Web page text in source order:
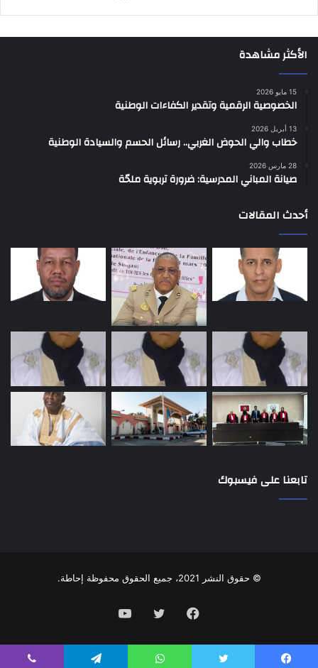
الأكثر مشاهدة
15 مايو 2026
الخصوصية الرقمية وتقدير الكفاءات الوطنية
13 أبريل 2026
خطاب والي الحوض الغربي.. رسائل الحسم والسيادة الوطنية
28 مارس 2026
صيانة المباني المدرسية: ضرورة تربوية ملحّة
أحدث المقالات
تابعنا على فيسبوك
© حقوق النشر 2021، جميع الحقوق محفوظة إحاطة.
فيسبوك تويتر يوتيوب